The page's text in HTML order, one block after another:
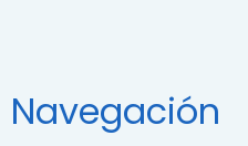
Navegación